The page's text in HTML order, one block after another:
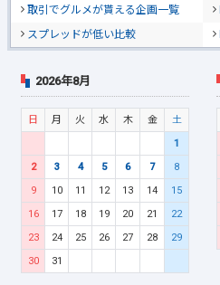
取引でグルメが貰える企画一覧
スプレッドが低い比較
2026年8月
日 月 火 水 木 金
土
1
2
3 4 5 6 7
8
9
10 11 12 13 14
15
16
17 18 19 20 21
22
23
24 25 26 27 28
29
30
31